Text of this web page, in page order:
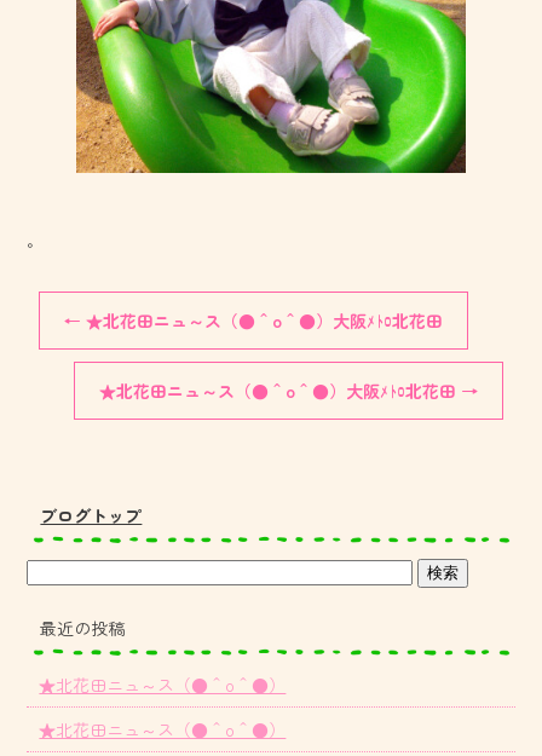
。
← ★北花田ニュ～ス（●＾o＾●）大阪ﾒﾄﾛ北花田
★北花田ニュ～ス（●＾o＾●）大阪ﾒﾄﾛ北花田 →
ブログトップ
最近の投稿
★北花田ニュ～ス（●＾o＾●）
★北花田ニュ～ス（●＾o＾●）